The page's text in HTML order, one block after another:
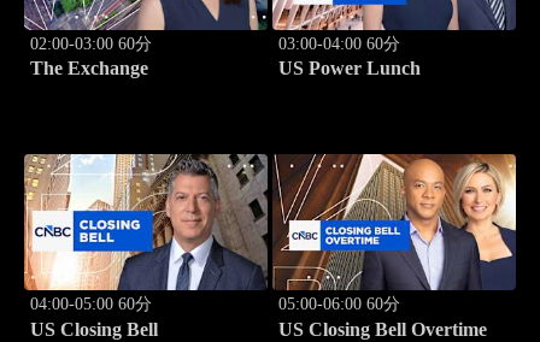
02:00-03:00 60分
The Exchange
03:00-04:00 60分
US Power Lunch
04:00-05:00 60分
US Closing Bell
05:00-06:00 60分
US Closing Bell Overtime